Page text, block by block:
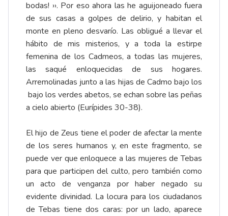
bodas! ››. Por eso ahora las he aguijoneado fuera
de sus casas a golpes de delirio, y habitan el
monte en pleno desvarío. Las obligué a llevar el
hábito de mis misterios, y a toda la estirpe
femenina de los Cadmeos, a todas las mujeres,
las saqué enloquecidas de sus hogares.
Arremolinadas junto a las hijas de Cadmo bajo los
bajo los verdes abetos, se echan sobre las peñas
a cielo abierto (Eurípides 30-38).
El hijo de Zeus tiene el poder de afectar la mente
de los seres humanos y, en este fragmento, se
puede ver que enloquece a las mujeres de Tebas
para que participen del culto, pero también como
un acto de venganza por haber negado su
evidente divinidad. La locura para los ciudadanos
de Tebas tiene dos caras: por un lado, aparece